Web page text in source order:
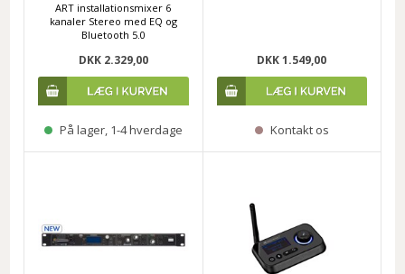
ART installationsmixer 6
kanaler Stereo med EQ og
Bluetooth 5.0
DKK 2.329,00
På lager, 1-4 hverdage
DKK 1.549,00
Kontakt os